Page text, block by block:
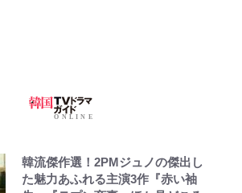
韓流傑作選！2PMジュノの傑出し
た魅力あふれる主演3作『赤い袖